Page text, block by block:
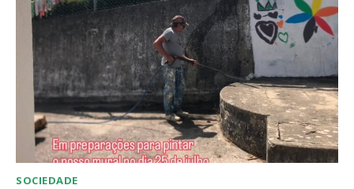
Acesso ao conteúdo online
Acesso aos conteúdos Exclusivos para
assinantes
Ofertas para assinatura anual
Escolha o plano
SOCIEDADE